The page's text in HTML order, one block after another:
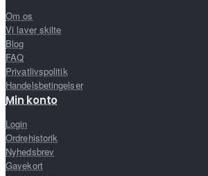
Om os
Vi laver skilte
Blog
FAQ
Privatlivspolitik
Handelsbetingelser
Min konto
Login
Ordrehistorik
Nyhedsbrev
Gavekort